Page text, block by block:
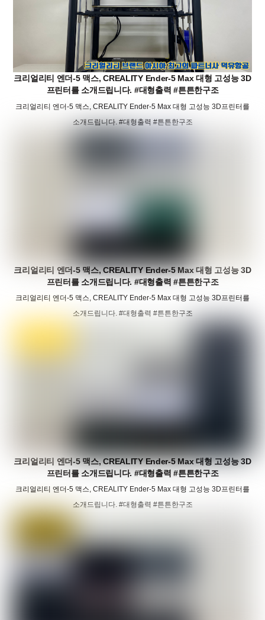
크리얼리티 엔더-5 맥스, CREALITY Ender-5 Max 대형 고성능 3D
프린터를 소개드립니다. #대형출력 #튼튼한구조
크리얼리티 엔더-5 맥스, CREALITY Ender-5 Max 대형 고성능 3D프린터를
소개드립니다. #대형출력 #튼튼한구조
크리얼리티 엔더-5 맥스, CREALITY Ender-5 Max 대형 고성능 3D
프린터를 소개드립니다. #대형출력 #튼튼한구조
크리얼리티 엔더-5 맥스, CREALITY Ender-5 Max 대형 고성능 3D프린터를
소개드립니다. #대형출력 #튼튼한구조
크리얼리티 엔더-5 맥스, CREALITY Ender-5 Max 대형 고성능 3D
프린터를 소개드립니다. #대형출력 #튼튼한구조
크리얼리티 엔더-5 맥스, CREALITY Ender-5 Max 대형 고성능 3D프린터를
소개드립니다. #대형출력 #튼튼한구조